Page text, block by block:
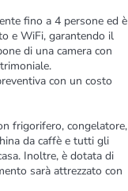
fino a 4 persone ed è
e WiFi, garantendo il
di una camera con
con un costo
frigorifero, congelatore,
da caffè e tutti gli
Inoltre, è dotata di
sarà attrezzato con